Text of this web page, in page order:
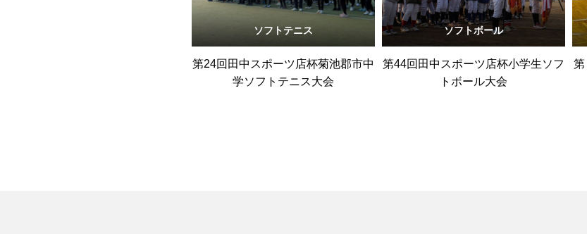
ソフトテニス
第24回田中スポーツ店杯菊池郡市中
学ソフトテニス大会
ソフトボール
第44回田中スポーツ店杯小学生ソフ
トボール大会
第